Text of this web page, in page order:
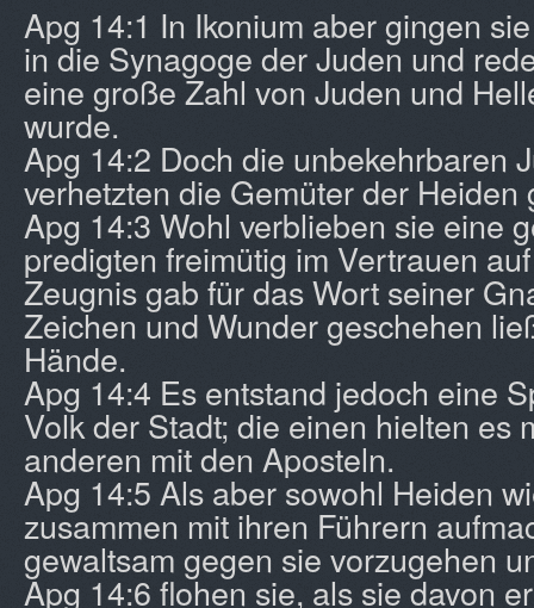
Apg 14:1 In Ikonium aber gingen
in die Synagoge der Juden und
eine große Zahl von Juden und
wurde.
Apg 14:2 Doch die unbekehrbaren
verhetzten die Gemüter der Heiden
Apg 14:3 Wohl verblieben sie eine
predigten freimütig im Vertrauen
Zeugnis gab für das Wort seiner
Zeichen und Wunder geschehen
Hände.
Apg 14:4 Es entstand jedoch eine
Volk der Stadt; die einen hielten es
anderen mit den Aposteln.
Apg 14:5 Als aber sowohl Heiden
zusammen mit ihren Führern
gewaltsam gegen sie vorzugehen
Apg 14:6 flohen sie, als sie davon